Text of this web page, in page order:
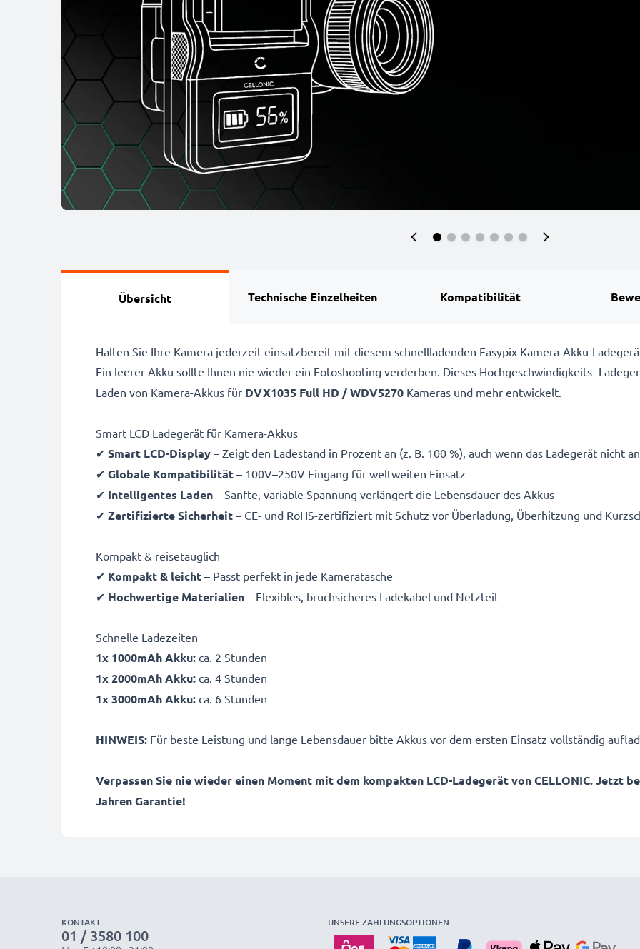
Übersicht Technische Einzelheiten Kompatibilität
Halten Sie Ihre Kamera jederzeit einsatzbereit mit diesem schnellladenden Easypix Kamera-Akku-Ladegerät
Ein leerer Akku sollte Ihnen nie wieder ein Fotoshooting verderben. Dieses Hochgeschwindigkeits-
Laden von Kamera-Akkus für DVX1035 Full HD / WDV5270 Kameras und mehr entwickelt.
Smart LCD Ladegerät für Kamera-Akkus
✔ Smart LCD-Display – Zeigt den Ladestand in Prozent an (z. B. 100 %), auch wenn das Ladegerät nicht
✔ Globale Kompatibilität – 100V–250V Eingang für weltweiten Einsatz
✔ Intelligentes Laden – Sanfte, variable Spannung verlängert die Lebensdauer des Akkus
✔ Zertifizierte Sicherheit – CE- und RoHS-zertifiziert mit Schutz vor Überladung, Überhitzung und
Kompakt & reisetauglich
✔ Kompakt & leicht – Passt perfekt in jede Kameratasche
✔ Hochwertige Materialien – Flexibles, bruchsicheres Ladekabel und Netzteil
Schnelle Ladezeiten
1x 1000mAh Akku: ca. 2 Stunden
1x 2000mAh Akku: ca. 4 Stunden
1x 3000mAh Akku: ca. 6 Stunden
HINWEIS: Für beste Leistung und lange Lebensdauer bitte Akkus vor dem ersten Einsatz vollständig
Verpassen Sie nie wieder einen Moment mit dem kompakten LCD-Ladegerät von CELLONIC. Jetzt
Jahren Garantie!
KONTAKT
01 / 3580 100
UNSERE ZAHLUNGSOPTIONEN